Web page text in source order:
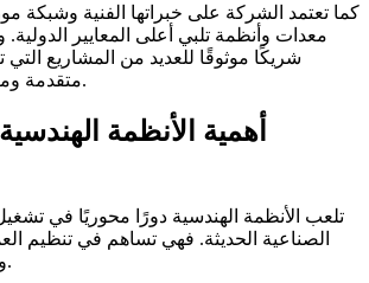
كما تعتمد الشركة على خبراتها الفنية وشبكة
معدات وأنظمة تلبي أعلى المعايير
شريكًا موثوقًا للعديد من المشاريع التي
متقدمة ومعدات ذات أداء عالي.
أهمية الأنظمة
تلعب الأنظمة الهندسية دورًا محوريًا في
الصناعية الحديثة. فهي تساهم في تنظيم
وتحسين كفاءة الإنتاج.